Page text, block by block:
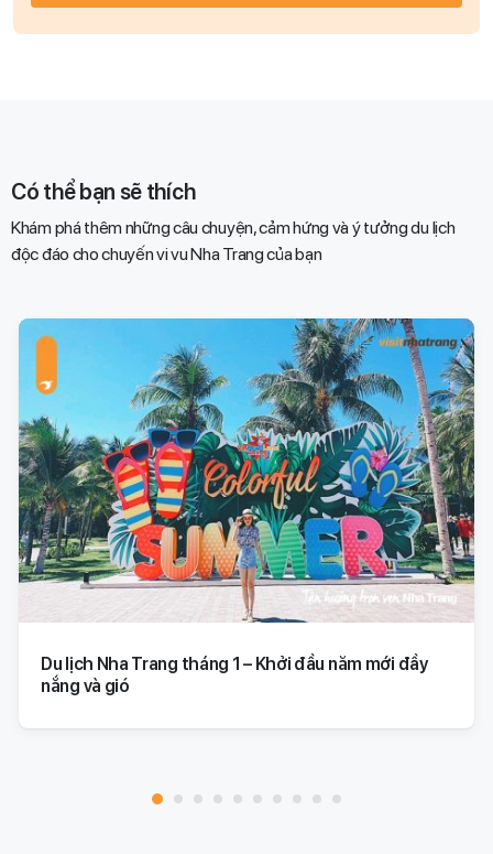
Có thể bạn sẽ thích
Khám phá thêm những câu chuyện, cảm hứng và ý tưởng du lịch
độc đáo cho chuyến vi vu Nha Trang của bạn​
Du lịch Nha Trang tháng 1 – Khởi đầu năm mới đầy
nắng và gió